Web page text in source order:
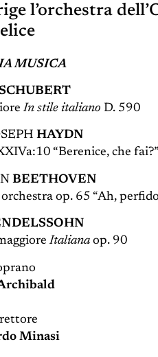
l’orchestra
MUSICA
SCHUBERT
In stile italiano D. 590
HAYDN
“Berenice, che fai?”
BEETHOVEN
op. 65 “Ah,
Italianaop. 90
Minasi